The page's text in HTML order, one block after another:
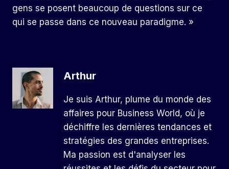
gens se posent beaucoup de questions sur ce
qui se passe dans ce nouveau paradigme. »
Arthur
Je suis Arthur, plume du monde des
affaires pour Business World, où je
déchiffre les dernières tendances et
stratégies des grandes entreprises.
Ma passion est d'analyser les